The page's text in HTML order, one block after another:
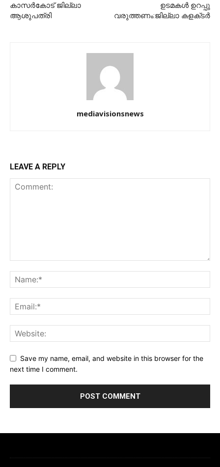
കാസർകോട് ജില്ലാ
ആശുപത്രി
ഉടമകള്‍ ഉറപ്പു
വരുത്തണം:ജില്ലാ കളക്‌ടര്‍
mediavisionsnews
LEAVE A REPLY
Save my name, email, and website in this browser for the
next time I comment.